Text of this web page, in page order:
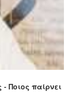
Ποιος παίρνει